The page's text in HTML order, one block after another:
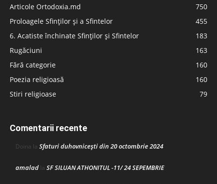
Articole Ortodoxia.md
750
Proloagele Sfinților și a Sfintelor
455
6. Acatiste închinate Sfinților și Sfintelor
183
Rugăciuni
163
Fără categorie
160
Poezia religioasă
160
Stiri religioase
79
Comentarii recente
Doina la Sfaturi duhovnicești din 20 octombrie 2024
amalad la SF SILUAN ATHONITUL -11/ 24 SEPEMBRIE